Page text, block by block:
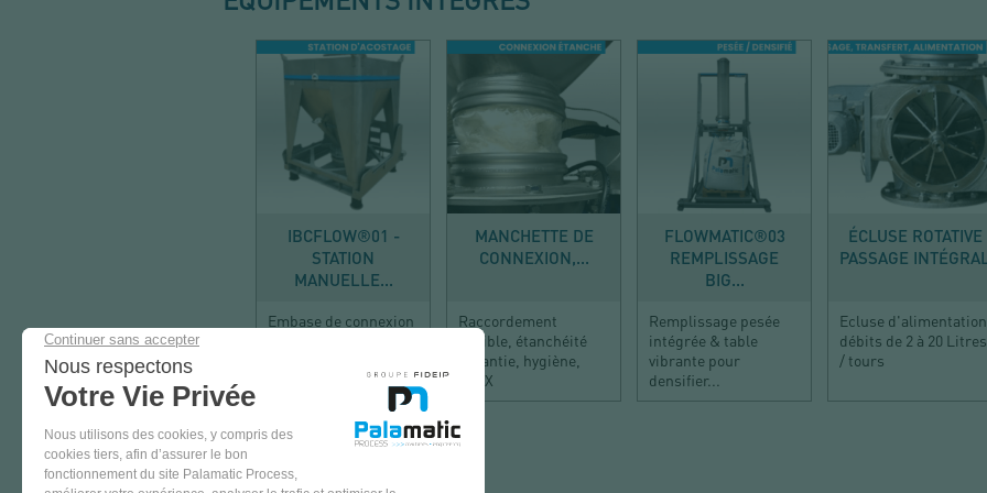
IBCFLOW®01 -
STATION
MANUELLE...
Embase de connexion
VIDER
MANCHETTE DE
CONNEXION,...
Raccordement
flexible, étanchéité
garantie, hygiène,
ATEX
REMPLIR
FLOWMATIC®03
REMPLISSAGE
BIG...
Remplissage pesée
intégrée & table
vibrante pour
densifier...
TRANSFÉRER
ÉCLUSE ROTATIVE
PASSAGE
Ecluse d'alimentation
débits de 2 à 20 Litres
/ tours
VENEZ